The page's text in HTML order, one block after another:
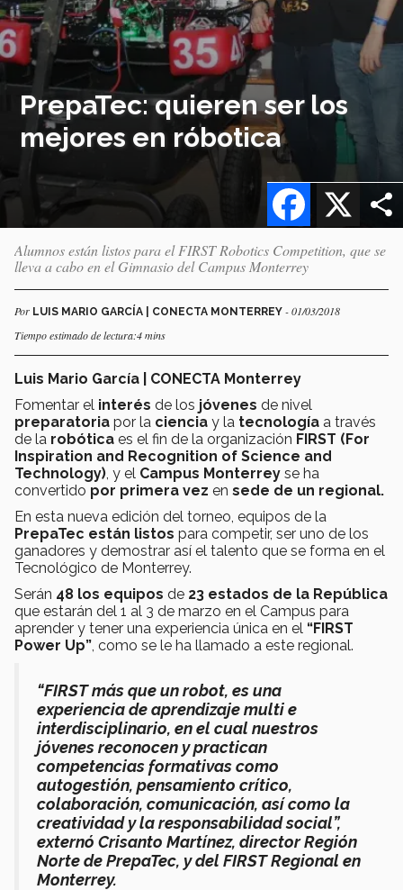
PrepaTec: quieren ser los
mejores en róbotica
X
Facebook
Alumnos están listos para el FIRST Robotics Competition, que se
lleva a cabo en el Gimnasio del Campus Monterrey
Por LUIS MARIO GARCÍA | CONECTA MONTERREY - 01/03/2018
Tiempo estimado de lectura:4 mins
Luis Mario García | CONECTA Monterrey
Fomentar el interés de los jóvenes de nivel
preparatoria por la ciencia y la tecnología a través
de la robótica es el fin de la organización FIRST (For
Inspiration and Recognition of Science and
Technology) , y el Campus Monterrey se ha
convertido por primera vez en sede de un regional.
En esta nueva edición del torneo, equipos de la
PrepaTec están listos para competir, ser uno de los
ganadores y demostrar así el talento que se forma en el
Tecnológico de Monterrey.
Serán 48 los equipos de 23 estados de la República
que estarán del 1 al 3 de marzo en el Campus para
aprender y tener una experiencia única en el “FIRST
Power Up” , como se le ha llamado a este regional.
“FIRST más que un robot, es una
experiencia de aprendizaje multi e
interdisciplinario, en el cual nuestros
jóvenes reconocen y practican
competencias formativas como
autogestión, pensamiento crítico,
colaboración, comunicación, así como la
creatividad y la responsabilidad social”,
externó Crisanto Martínez, director Región
Norte de PrepaTec, y del FIRST Regional en
Monterrey.